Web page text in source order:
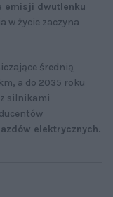
emisji dwutlenku
w życie zaczyna
średnią
a do 2035 roku
silnikami
elektrycznych.